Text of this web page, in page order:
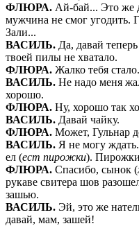
ФЛЮРА. Ай-бай... Это же
мужчина не смог угодить.
Зали...
ВАСИЛЬ. Да, давай
твоей пилы не хватало.
ФЛЮРА. Жалко тебя стало.
ВАСИЛЬ. Не надо меня
хорошо.
ФЛЮРА. Ну, хорошо так
ВАСИЛЬ. Давай чайку.
ФЛЮРА. Может, Гульнар
ВАСИЛЬ. Я не могу
ел (ест пирожки). Пирожки
ФЛЮРА. Спасибо, сынок (
рукаве свитера шов
зашью.
ВАСИЛЬ. Эй, это же
давай, мам, зашей!